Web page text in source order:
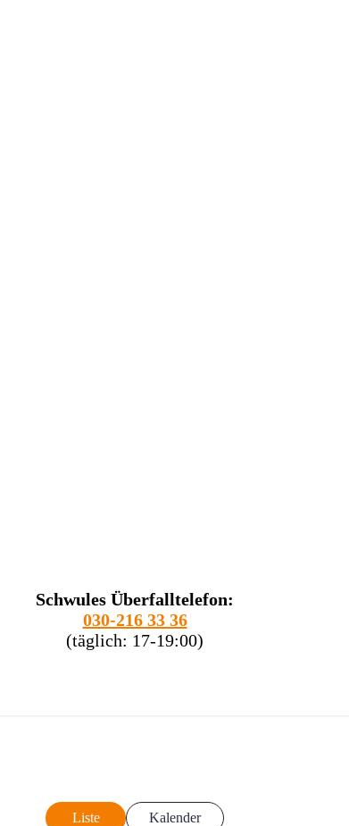
Schwules Überfalltelefon:
030-216 33 36
(täglich: 17-19:00)
Liste Kalender